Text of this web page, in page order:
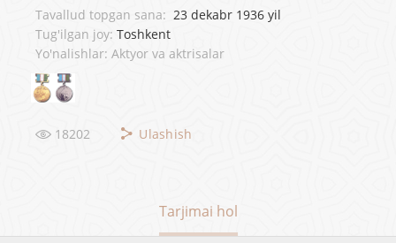
Tavallud topgan sana: 23 dekabr 1936 yil
Tug'ilgan joy: Toshkent
Yo'nalishlar: Aktyor va aktrisalar
18202 Ulashish
Tarjimai hol